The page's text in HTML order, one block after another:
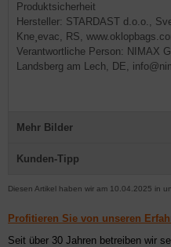
Produktsicherheit
Hersteller: STARDAST d.o.o.,
Kne¸evac, RS,
Verantwortliche Person: NIMAX
Landsberg am Lech, DE,
Mehr Bilder
Kunden-Tipp
Diesen Artikel haben wir am 10.04.2025 in
Profitieren Sie von unseren
Seit über 30 Jahren betreiben wir